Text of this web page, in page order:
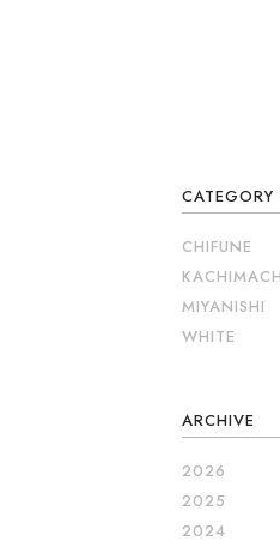
CATEGORY
CHIFUNE
MIYANISHI
WHITE
ARCHIVE
2026
2025
2024